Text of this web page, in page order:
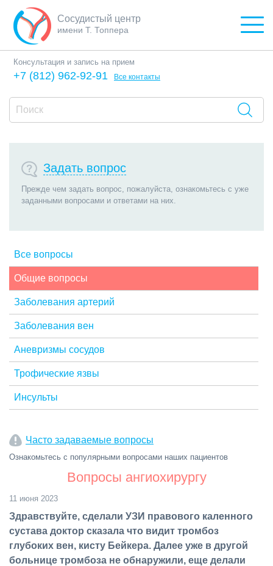
Сосудистый центр
имени Т. Топпера
Консультация и запись на прием
+7 (812) 962-92-91 Все контакты
Задать вопрос
Прежде чем задать вопрос, пожалуйста, ознакомьтесь с уже
заданными вопросами и ответами на них.
Все вопросы
Общие вопросы
Заболевания артерий
Заболевания вен
Аневризмы сосудов
Трофические язвы
Инсульты
Часто задаваемые вопросы
Ознакомьтесь с популярными вопросами наших пациентов
Вопросы ангиохирургу
11 июня 2023
Здравствуйте, сделали УЗИ правового каленного
сустава доктор сказала что видит тромбоз
глубоких вен, кисту Бейкера. Далее уже в другой
больнице тромбоза не обнаружили, еще делали